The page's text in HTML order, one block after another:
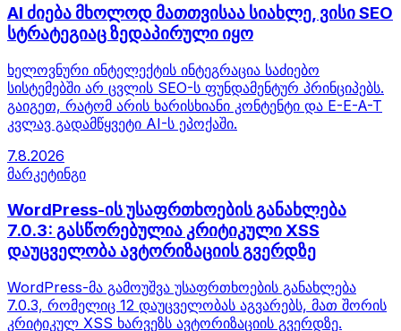
AI ძიება მხოლოდ მათთვისაა სიახლე, ვისი SEO
სტრატეგიაც ზედაპირული იყო
ხელოვნური ინტელექტის ინტეგრაცია საძიებო
სისტემებში არ ცვლის SEO-ს ფუნდამენტურ პრინციპებს.
გაიგეთ, რატომ არის ხარისხიანი კონტენტი და E-E-A-T
კვლავ გადამწყვეტი AI-ს ეპოქაში.
7.8.2026
მარკეტინგი
WordPress-ის უსაფრთხოების განახლება
7.0.3: გასწორებულია კრიტიკული XSS
დაუცველობა ავტორიზაციის გვერდზე
WordPress-მა გამოუშვა უსაფრთხოების განახლება
7.0.3, რომელიც 12 დაუცველობას აგვარებს, მათ შორის
კრიტიკულ XSS ხარვეზს ავტორიზაციის გვერდზე.